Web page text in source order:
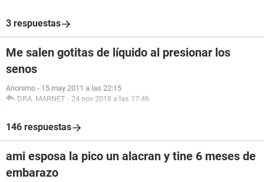
3 respuestas
Me salen gotitas de líquido al presionar los
senos
Anonimo - 15 may 2011 a las 22:15
DRA. MARNET - 24 nov 2018 a las 17:46
146 respuestas
ami esposa la pico un alacran y tine 6 meses de
embarazo